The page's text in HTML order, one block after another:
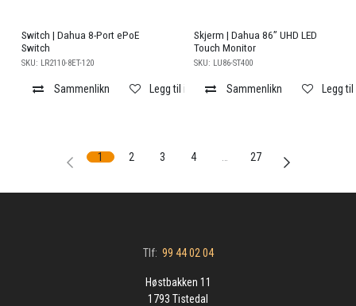
Switch | Dahua 8-Port ePoE
Switch
SKU: LR2110-8ET-120
Sammenlikn Legg til i ønskeliste
Skjerm | Dahua 86’’ UHD LED
Touch Monitor
SKU: LU86-ST400
Sammenlikn Legg
1 2 3 4 27
Tlf: 99 44 02 04
Høstbakken 11
1793 Tistedal